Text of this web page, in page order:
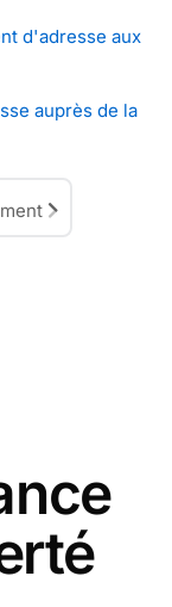
d'adresse aux
auprès de la